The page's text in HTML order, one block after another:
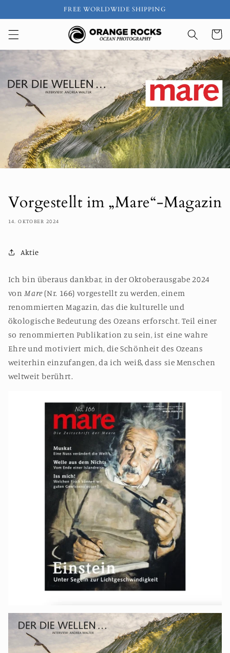
Inhalt
FREE WORLDWIDE SHIPPING
Vorgestellt im „Mare“-Magazin
14. OKTOBER 2024
Aktie
Ich bin überaus dankbar, in der Oktoberausgabe 2024
von Mare(Nr. 166) vorgestellt zu werden, einem
renommierten Magazin, das die kulturelle und
ökologische Bedeutung des Ozeans erforscht. Teil einer
so renommierten Publikation zu sein, ist eine wahre
Ehre und motiviert mich, die Schönheit des Ozeans
weiterhin einzufangen, da ich weiß, dass sie Menschen
weltweit berührt.